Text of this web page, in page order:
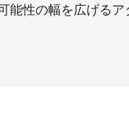
能性の幅を広げるア